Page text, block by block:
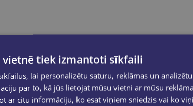
vietnē tiek izmantoti sīkfaili
lai personalizētu saturu, reklāmas un
par to, kā jūs lietojat mūsu vietni ar mūsu
ar citu informāciju, ko esat viņiem sniedzis vai ko